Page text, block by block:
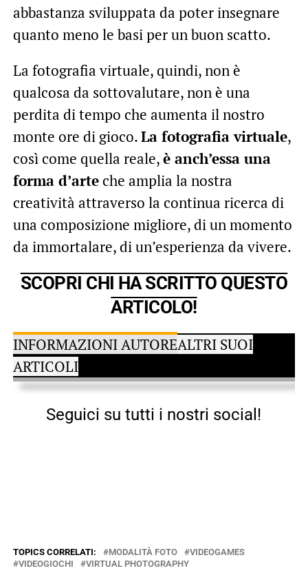
abbastanza sviluppata da poter insegnare
quanto meno le basi per un buon scatto.
La fotografia virtuale, quindi, non è
qualcosa da sottovalutare, non è una
perdita di tempo che aumenta il nostro
monte ore di gioco.La fotografia virtuale,
così come quella reale,è anch’essa una
forma d’arteche amplia la nostra
creatività attraverso la continua ricerca di
una composizione migliore, di un momento
da immortalare, di un’esperienza da vivere.
SCOPRI CHI HA SCRITTO QUESTO
ARTICOLO!
INFORMAZIONI AUTOREALTRI SUOI
ARTICOLI
Seguici su tutti i nostri social!
TOPICS CORRELATI: MODALITÀ FOTO
VIDEOGAMES
VIDEOGIOCHI
VIRTUAL PHOTOGRAPHY